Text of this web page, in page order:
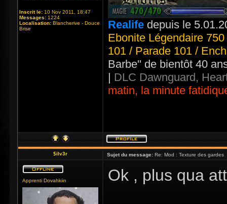
Inscrit le: 10 Nov 2011, 18:47
Messages: 1224
Localisation: Blancherive - Douce
Brise
Realife depuis le
Ebonite Légendaire
101 / Parade 101 /
Barbe" de bientôt 40
| DLC Dawnguard,
matin, la minute
$ilv3r Sujet du message: Re: Mod : Texture des gardes
Apprenti Dovahkiin Ok , plus qua